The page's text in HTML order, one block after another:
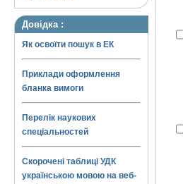
Довідка :
Як освоїти пошук в ЕК
Приклади оформлення
бланка вимоги
Перелік наукових
спеціальностей
Скорочені таблиці УДК
українською мовою на веб-